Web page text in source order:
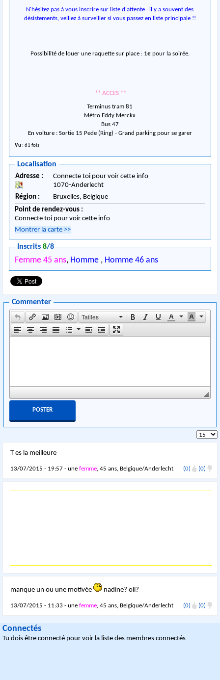
N'hésitez pas à vous inscrire sur liste d'attente : il y a souvent des
désistements, veillez à surveiller si vous passez en liste principale !!
Possibilité de louer une raquette sur place : 1€ pour la soirée.
** ACCES **
Terminus tram 81
Métro Eddy Merckx
Bus 47
En voiture : Sortie 15 Pede (Ring) - Grand parking pour se garer
Vu : 61 fois
Localisation
Adresse :
Connecte toi pour voir cette info
1070-Anderlecht
Région :
Bruxelles, Belgique
Point de rendez-vous :
Connecte toi pour voir cette info
Montrer la carte >>
Inscrits8/8
Femme 45 ans, Homme , Homme 46 ans
Commenter
Tailles
T es la meilleure
13/07/2015 - 19:57 - unefemme, 45 ans, Belgique/Anderlecht (0) (0)
manque un ou une motivée nadine? oli?
13/07/2015 - 11:33 - unefemme, 45 ans, Belgique/Anderlecht (0) (0)
Connectés
Tu dois être connecté pour voir la liste des membres connectés